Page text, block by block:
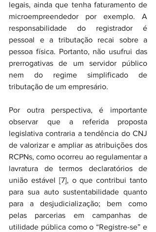
legais, ainda que tenha faturamento de
microempreendedor por exemplo. A
responsabilidade do registrador é
pessoal e a tributação recai sobre a
pessoa física. Portanto, não usufrui das
prerrogativas de um servidor público
nem do regime simplificado de
tributação de um empresário.
Por outra perspectiva, é importante
observar que a referida proposta
legislativa contraria a tendência do CNJ
de valorizar e ampliar as atribuições dos
RCPNs, como ocorreu ao regulamentar a
lavratura de termos declaratórios de
união estável [7], o que contribui tanto
para sua auto sustentabilidade quanto
para a desjudicialização; bem como
pelas parcerias em campanhas de
utilidade pública como o “Registre-se” e